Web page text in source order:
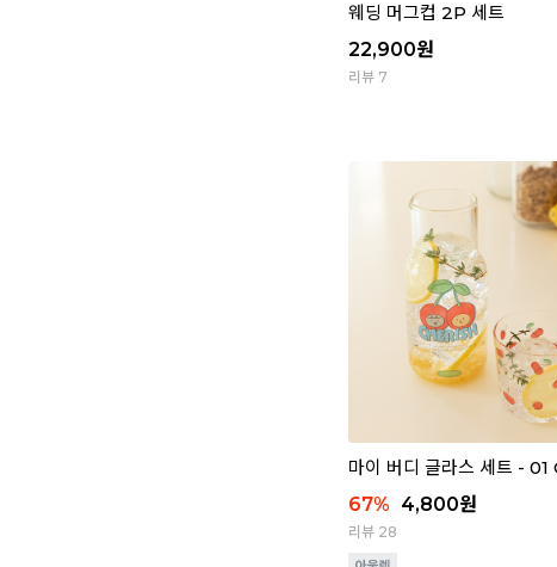
웨딩 머그컵 2P 세트
22,900원
리뷰 7
마이 버디 글라스 세트 -
67% 4,800원
리뷰 28